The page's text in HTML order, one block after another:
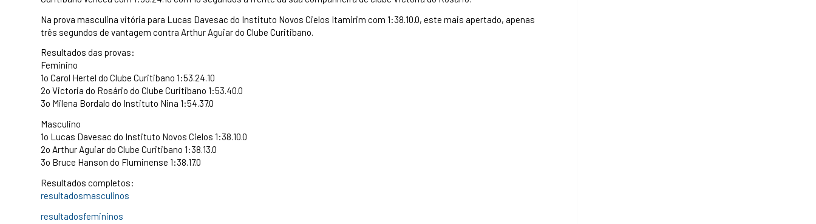
Na prova masculina vitória para Lucas Davesac do Instituto Novos Cielos Itamirim com 1:38.10.0, este mais apertado, apenas
três segundos de vantagem contra Arthur Aguiar do Clube Curitibano.
Resultados das provas:
Feminino
1o Carol Hertel do Clube Curitibano 1:53.24.10
2o Victoria do Rosário do Clube Curitibano 1:53.40.0
3o Milena Bordalo do Instituto Nina 1:54.37.0
Masculino
1o Lucas Davesac do Instituto Novos Cielos 1:38.10.0
2o Arthur Aguiar do Clube Curitibano 1:38.13.0
3o Bruce Hanson do Fluminense 1:38.17.0
Resultados completos:
resultadosmasculinos
resultadosfemininos